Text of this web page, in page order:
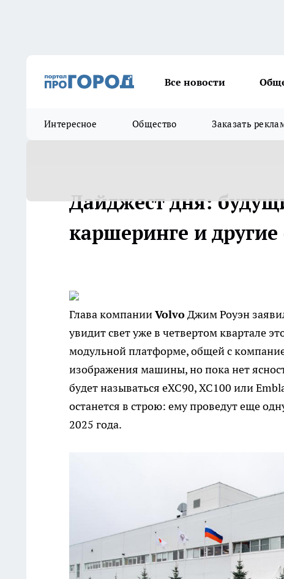
Все новости
Интересное Общество Заказать
Дайджест дня:
каршеринге и
Глава компанииVolvoДжим Роуэн
увидит свет уже в четвертом квартале
модульной платформе, общей с
изображения машины, но пока нет
будет называться eXC90, XC100 или
останется в строю: ему проведут еще
2025 года.